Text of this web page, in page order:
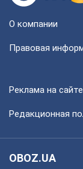
О компании
Правовая
Реклама на сайте
Редакционная
OBOZ.UA